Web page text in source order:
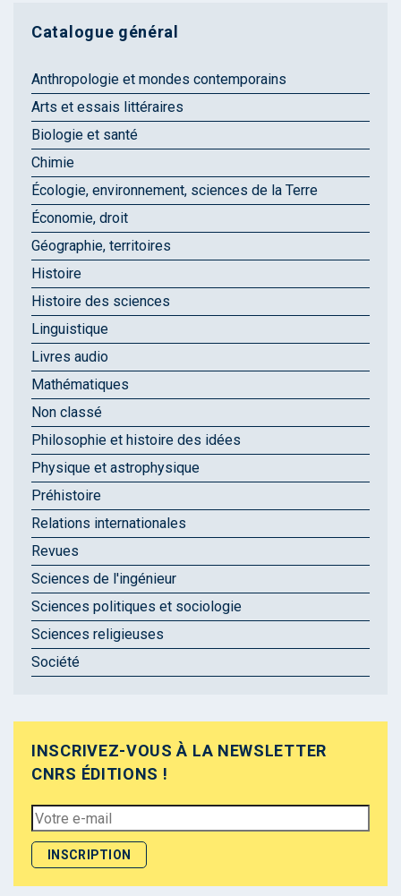
Catalogue général
Anthropologie et mondes contemporains
Arts et essais littéraires
Biologie et santé
Chimie
Écologie, environnement, sciences de la Terre
Économie, droit
Géographie, territoires
Histoire
Histoire des sciences
Linguistique
Livres audio
Mathématiques
Non classé
Philosophie et histoire des idées
Physique et astrophysique
Préhistoire
Relations internationales
Revues
Sciences de l'ingénieur
Sciences politiques et sociologie
Sciences religieuses
Société
INSCRIVEZ-VOUS À LA NEWSLETTER
CNRS ÉDITIONS !